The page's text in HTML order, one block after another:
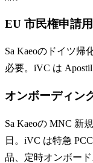
EU 市民権申請
Sa Kaeoのドイツ帰
必要。iVC は
オンボーディン
Sa Kaeoの MNC 新
日。iVC は特急
品、定時オンボード